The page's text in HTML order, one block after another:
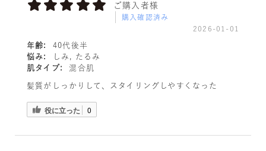
ご購入者様
購入確認済み
2026-01-01
年齢:
40代後半
悩み:
しみ, たるみ
肌タイプ:
混合肌
髪質がしっかりして、スタイリングしやすくなった
役に立った 0